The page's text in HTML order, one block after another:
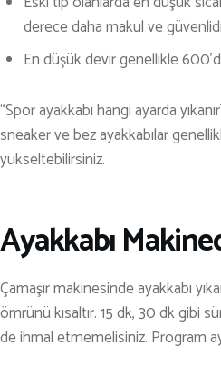
derece daha makul ve
En düşük devir genellikle
“Spor ayakkabı hangi ayarda
sneaker ve bez ayakkabılar
yükseltebilirsiniz.
Ayakkabı
Çamaşır makinesinde ayakkabı
ömrünü kısaltır. 15 dk, 30 dk gibi
de ihmal etmemelisiniz. Program